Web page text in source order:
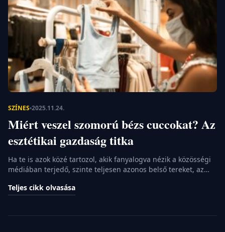
SZÍNES 2025.11.24.
Miért veszel szomorú bézs cuccokat? Az
esztétikai gazdaság titka
Ha te is azok közé tartozol, akik fanyalogva nézik a közösségi
médiában terjedő, szinte teljesen azonos belső tereket, az
babaruhákat, valószínűleg azt gondolod, te immune vagy
Teljes cikk olvasása